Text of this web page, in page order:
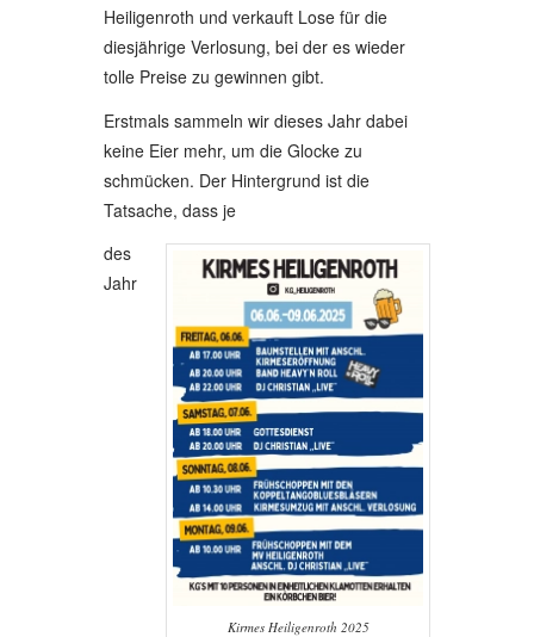
Heiligenroth und verkauft Lose für die
diesjährige Verlosung, bei der es wieder
tolle Preise zu gewinnen gibt.
Erstmals sammeln wir dieses Jahr dabei
keine Eier mehr, um die Glocke zu
schmücken. Der Hintergrund ist die
Tatsache, dass je
Kirmes Heiligenroth 2025
des
Jahr